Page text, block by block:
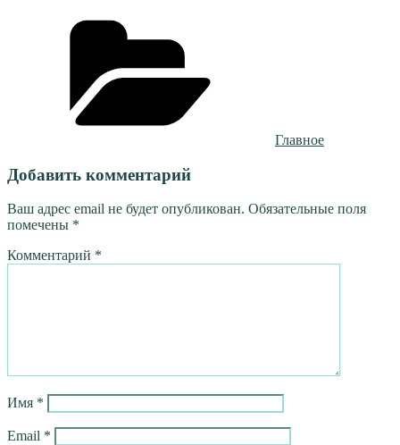
Главное
Добавить комментарий
Ваш адрес email не будет опубликован. Обязательные поля
помечены *
Комментарий *
Имя *
Email *